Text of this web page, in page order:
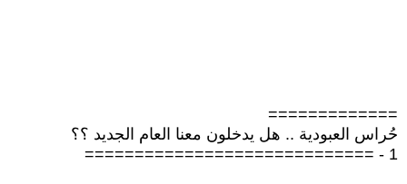
=============
حُراس العبودية .. هل يدخلون معنا العام الجديد ؟؟
1 - =============================